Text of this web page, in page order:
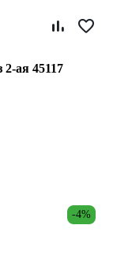
2-ая 45117
-4%